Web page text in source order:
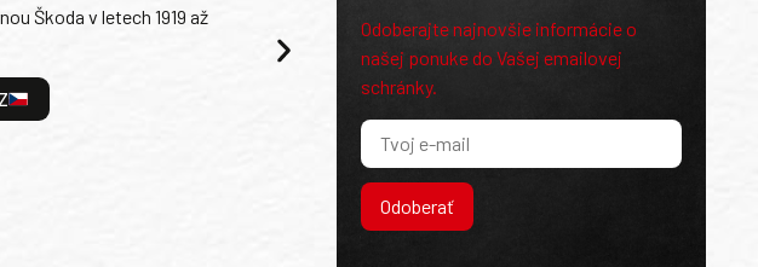
Škoda v letech 1919 až
Odoberajte najnovšie informácie o
našej ponuke do Vašej emailovej
schránky.
Odoberať